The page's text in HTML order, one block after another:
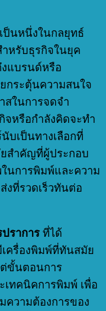
ป็นหนึ่งในกลยุทธ์
หรับธุรกิจในยุค
แบรนด์หรือ
กระตุ้นความสนใจ
สในการจดจำ
หรือกำลังคิดจะทำ
บเป็นทางเลือกที่
สำคัญที่ผู้ประกอบ
นการพิมพ์และความ
งที่รวดเร็วทันต่อ
ราการ ที่ได้
ครื่องพิมพ์ที่ทันสมัย
ขั้นตอนการ
เทคนิคการพิมพ์ เพื่อ
ความต้องการของ